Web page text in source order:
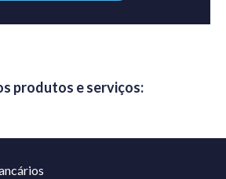
produtos e serviços: